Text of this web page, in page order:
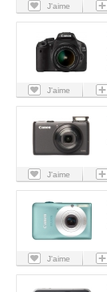
J'aime
J'aime
J'aime
J'aime